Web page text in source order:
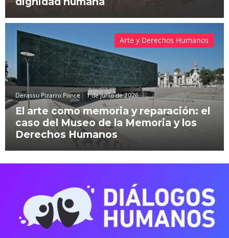
Derassu Pizarro Ponce 1 de junio de 2026
El arte como memoria y reparación: el
caso del Museo de la Memoria y los
Derechos Humanos
Arte y Derechos Humanos